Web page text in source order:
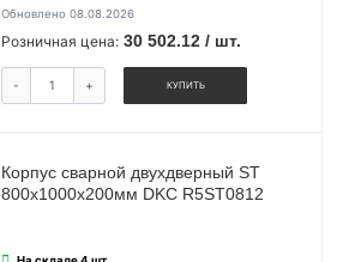
Обновлено 08.08.2026
Розничная цена: 30 502.12 / шт.
- + КУПИТЬ
Корпус сварной двухдверный ST
800х1000х200мм DKC R5ST0812